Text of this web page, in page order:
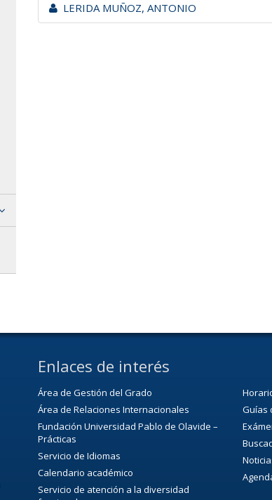
LERIDA MUÑOZ, ANTONIO
Enlaces de interés
Área de Gestión del Grado
Área de Relaciones Internacionales
Fundación Universidad Pablo de Olavide –
Prácticas
Servicio de Idiomas
Calendario académico
Servicio de atención a la diversidad
Guías